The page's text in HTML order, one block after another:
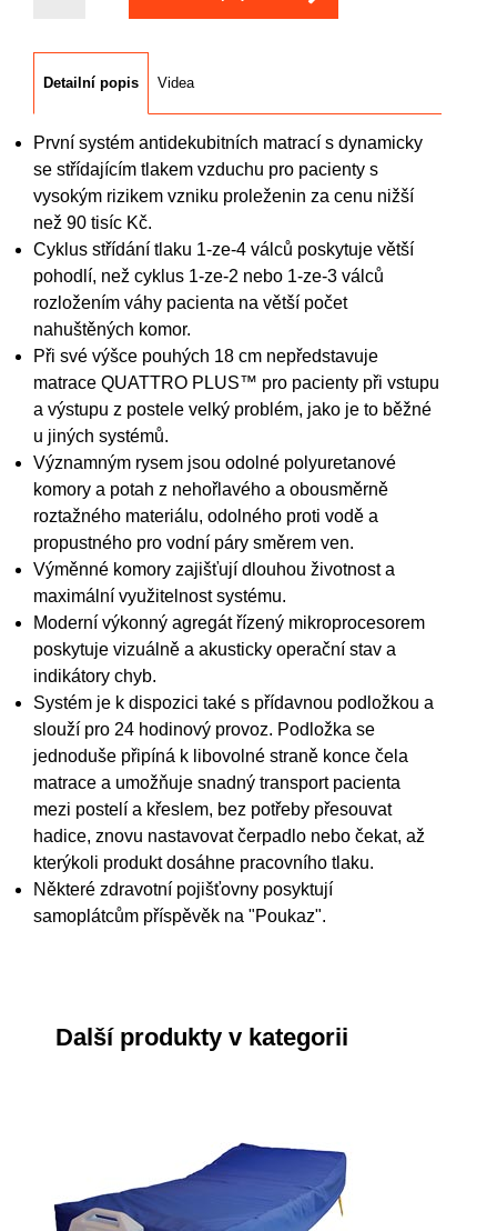
Detailní popis Videa
První systém antidekubitních matrací s dynamicky
se střídajícím tlakem vzduchu pro pacienty s
vysokým rizikem vzniku proleženin za cenu nižší
než 90 tisíc Kč.
Cyklus střídání tlaku 1-ze-4 válců poskytuje větší
pohodlí, než cyklus 1-ze-2 nebo 1-ze-3 válců
rozložením váhy pacienta na větší počet
nahuštěných komor.
Při své výšce pouhých 18 cm nepředstavuje
matrace QUATTRO PLUS™ pro pacienty při vstupu
a výstupu z postele velký problém, jako je to běžné
u jiných systémů.
Významným rysem jsou odolné polyuretanové
komory a potah z nehořlavého a obousměrně
roztažného materiálu, odolného proti vodě a
propustného pro vodní páry směrem ven.
Výměnné komory zajišťují dlouhou životnost a
maximální využitelnost systému.
Moderní výkonný agregát řízený mikroprocesorem
poskytuje vizuálně a akusticky operační stav a
indikátory chyb.
Systém je k dispozici také s přídavnou podložkou a
slouží pro 24 hodinový provoz. Podložka se
jednoduše připíná k libovolné straně konce čela
matrace a umožňuje snadný transport pacienta
mezi postelí a křeslem, bez potřeby přesouvat
hadice, znovu nastavovat čerpadlo nebo čekat, až
kterýkoli produkt dosáhne pracovního tlaku.
Některé zdravotní pojišťovny posyktují
samoplátcům příspěvěk na "Poukaz".
Další produkty v kategorii